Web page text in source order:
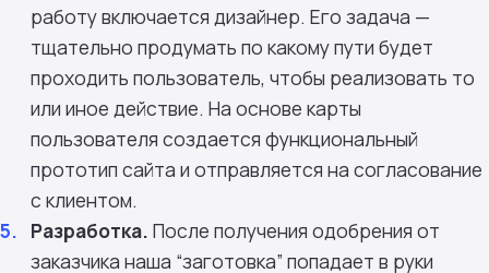
работу включается дизайнер. Его задача —
тщательно продумать по какому пути будет
проходить пользователь, чтобы реализовать то
или иное действие. На основе карты
пользователя создается функциональный
прототип сайта и отправляется на согласование
с клиентом.
Разработка. После получения одобрения от
заказчика наша “заготовка” попадает в руки